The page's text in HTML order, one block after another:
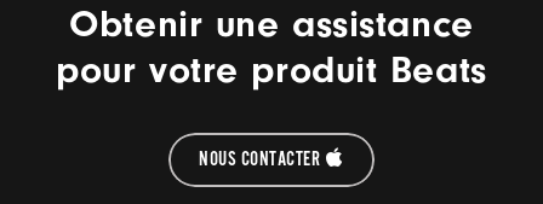
GARANTIE
Obtenir une assistance
pour votre produit Beats
NOUS CONTACTER